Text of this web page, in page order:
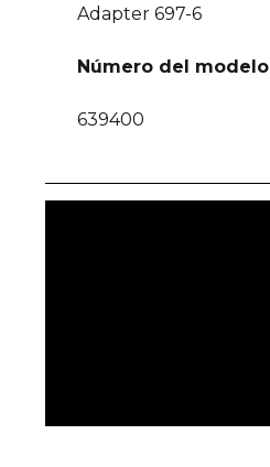
Adapter 697-6
Número del modelo
639400